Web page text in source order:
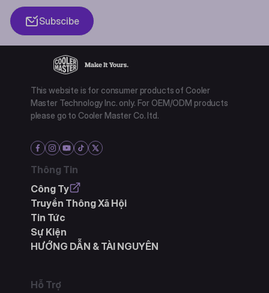
Subscibe
This website is for consumer products of Cooler
Master Technology Inc. only. For OEM/ODM products
please go to Cooler Master Co. ltd.
Thông Tin
Công Ty
Truyền Thông Xã Hội
Tin Tức
Sự Kiện
HƯỚNG DẪN & TÀI NGUYÊN
Hỗ Trợ